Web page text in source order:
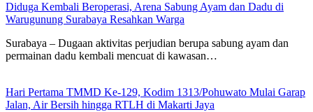
Diduga Kembali Beroperasi, Arena Sabung Ayam dan Dadu di
Warugunung Surabaya Resahkan Warga
Surabaya – Dugaan aktivitas perjudian berupa sabung ayam dan
permainan dadu kembali mencuat di kawasan…
Hari Pertama TMMD Ke-129, Kodim 1313/Pohuwato Mulai Garap
Jalan, Air Bersih hingga RTLH di Makarti Jaya